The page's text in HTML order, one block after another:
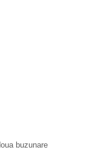
buzunare